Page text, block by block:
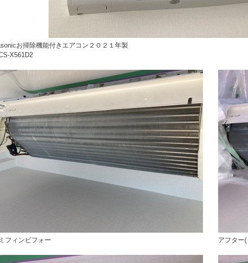
お掃除機能付きエアコン２０２１年製
X561D2
フィンビフォー アフター